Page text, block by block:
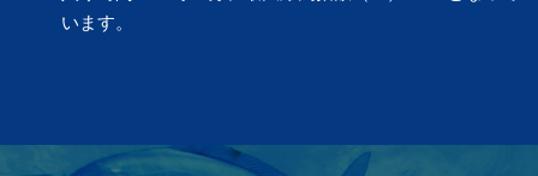
います。